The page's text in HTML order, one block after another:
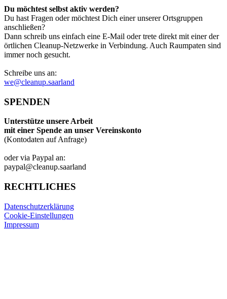
Du möchtest selbst aktiv werden?
Du hast Fragen oder möchtest Dich einer unserer Ortsgruppen
anschließen?
Dann schreib uns einfach eine E-Mail oder trete direkt mit einer der
örtlichen Cleanup-Netzwerke in Verbindung. Auch Raumpaten sind
immer noch gesucht.
Schreibe uns an:
we@cleanup.saarland
SPENDEN
Unterstütze unsere Arbeit
mit einer Spende an unser Vereinskonto
(Kontodaten auf Anfrage)
oder via Paypal an:
paypal@cleanup.saarland
RECHTLICHES
Datenschutzerklärung
Cookie-Einstellungen
Impressum